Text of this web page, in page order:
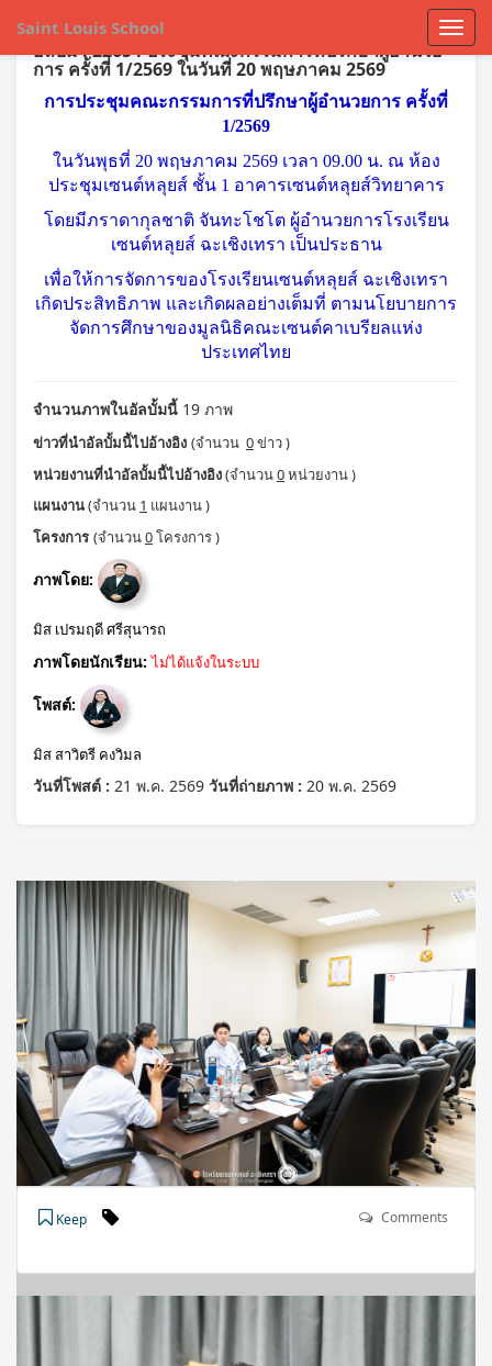
Saint Louis School
อัลบั้ม : 22654 ประชุมคณะกรรมการที่ปรึกษาผู้อำนวย
การ ครั้งที่ 1/2569 ในวันที่ 20 พฤษภาคม 2569
การประชุมคณะกรรมการที่ปรึกษาผู้อำนวยการ ครั้งที่
1/2569
ในวันพุธที่ 20 พฤษภาคม 2569 เวลา 09.00 น. ณ ห้อง
ประชุมเซนต์หลุยส์ ชั้น 1 อาคารเซนต์หลุยส์วิทยาคาร
โดยมีภราดากุลชาติ จันทะโชโต ผู้อำนวยการโรงเรียน
เซนต์หลุยส์ ฉะเชิงเทรา เป็นประธาน
เพื่อให้การจัดการของโรงเรียนเซนต์หลุยส์ ฉะเชิงเทรา
เกิดประสิทธิภาพ และเกิดผลอย่างเต็มที่ ตามนโยบายการ
จัดการศึกษาของมูลนิธิคณะเซนต์คาเบรียลแห่ง
ประเทศไทย
จำนวนภาพในอัลบั้มนี้ 19 ภาพ
ข่าวที่นำอัลบั้มนี้ไปอ้างอิง (จำนวน 0ข่าว )
หน่วยงานที่นำอัลบั้มนี้ไปอ้างอิง(จำนวน0หน่วยงาน )
แผนงาน(จำนวน 1 แผนงาน )
โครงการ (จำนวน0โครงการ )
ภาพโดย:
มิส เปรมฤดี ศรีสุนารถ
ภาพโดยนักเรียน: ไม่ได้แจ้งในระบบ
โพสต์:
มิส สาวิตรี คงวิมล
วันที่โพสต์ : 21 พ.ค. 2569 วันที่ถ่ายภาพ : 20 พ.ค. 2569
Keep Comments